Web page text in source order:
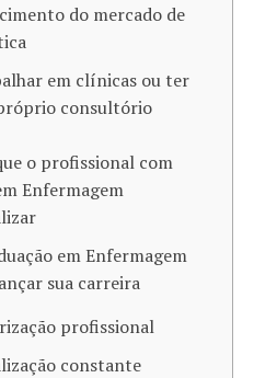
do mercado de
em clínicas ou ter
consultório
o profissional com
Enfermagem
em Enfermagem
sua carreira
profissional
constante